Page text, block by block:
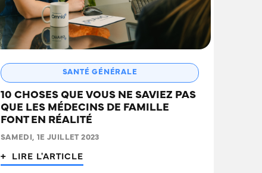
SANTÉ GÉNÉRALE
10 CHOSES QUE VOUS NE SAVIEZ PAS
QUE LES MÉDECINS DE FAMILLE
FONT EN RÉALITÉ
SAMEDI, 1E JUILLET 2023
+ LIRE L'ARTICLE